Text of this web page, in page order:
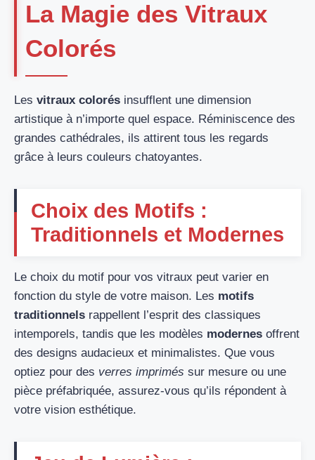
La Magie des Vitraux
Colorés
Les vitraux colorés insufflent une dimension
artistique à n’importe quel espace. Réminiscence des
grandes cathédrales, ils attirent tous les regards
grâce à leurs couleurs chatoyantes.
Choix des Motifs :
Traditionnels et Modernes
Le choix du motif pour vos vitraux peut varier en
fonction du style de votre maison. Les motifs
traditionnels rappellent l’esprit des classiques
intemporels, tandis que les modèles modernes offrent
des designs audacieux et minimalistes. Que vous
optiez pour des verres imprimés sur mesure ou une
pièce préfabriquée, assurez-vous qu’ils répondent à
votre vision esthétique.